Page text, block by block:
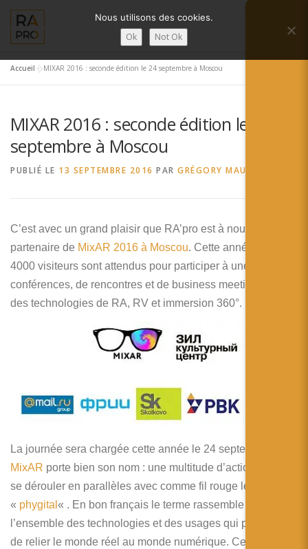
contenu
Menu
SERVICES RA’PRO ACTUALITÉ DE LA RA
Français
Deutsch
简体中文
日本語
Accueil »MIXAR 2016 : seconde édition le 24 septembre à Moscou
MIXAR 2016 : seconde édition le 24
septembre à Moscou
PUBLIÉ LE 13 SEPTEMBRE 2016 PAR GRÉGORY MAUBON
C’est avec un grand plaisir que RA’pro est à nouveau
partenaire de MixAR 2016 à Moscou. Cette année plus de
4000 visiteurs sont attendus pour participer à une série de
conférences, de rencontres et de business meeting autours
des technologies de RA, RV et immersion 360°.
La journée sera chargée cette année le 24 septembre car
MixAR porte bien son nom : une multitude d’actions vont
se dérouler en parallèles avec comme fil rouge le
« phygital « . En bon français le terme rassemble
l’ensemble des technologies et des usages qui permettent
de relier le monde réel au monde numérique. Cela ne vous
Nous utilisons des cookies.
Ok Not Ok